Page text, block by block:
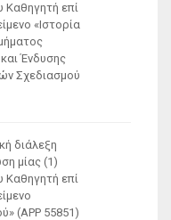
Καθηγητή επί
«Ιστορία
Ένδυσης
Σχεδιασμού
διάλεξη
μίας (1)
Καθηγητή επί
(ΑΡΡ 55851)